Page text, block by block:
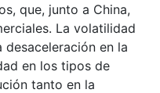
que, junto a China,
La volatilidad
en la
en los tipos de
tanto en la